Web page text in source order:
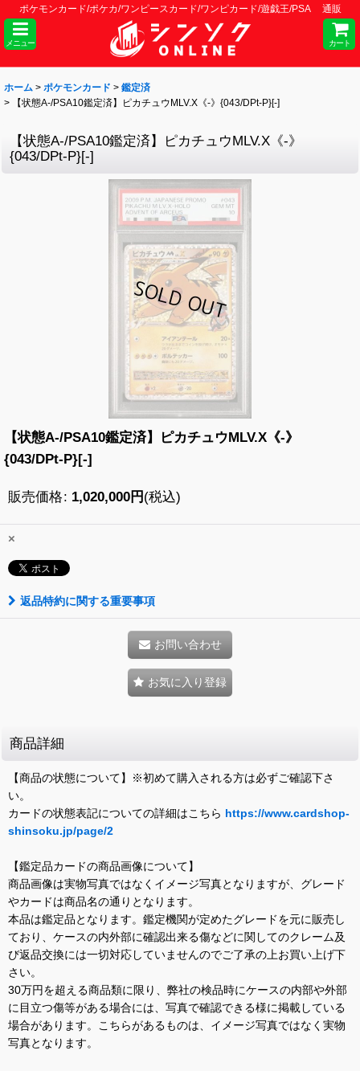
ポケモンカード/ポケカ/ワンピースカード/ワンピカード/遊戯王/PSA 通販
メニュー カート
ホーム > ポケモンカード > 鑑定済
>
【状態A-/PSA10鑑定済】ピカチュウMLV.X《-》{043/DPt-P}[-]
【状態A-/PSA10鑑定済】ピカチュウMLV.X《-》
{043/DPt-P}[-]
【状態A-/PSA10鑑定済】ピカチュウMLV.X《-》
{043/DPt-P}[-]
販売価格: 1,020,000円 (税込)
×
返品特約に関する重要事項
お問い合わせ
お気に入り登録
商品詳細
【商品の状態について】※初めて購入される方は必ずご確認下さ
い。
カードの状態表記についての詳細はこちら https://www.cardshop-
shinsoku.jp/page/2
【鑑定品カードの商品画像について】
商品画像は実物写真ではなくイメージ写真となりますが、グレード
やカードは商品名の通りとなります。
本品は鑑定品となります。鑑定機関が定めたグレードを元に販売し
ており、ケースの内外部に確認出来る傷などに関してのクレーム及
び返品交換には一切対応していませんのでご了承の上お買い上げ下
さい。
30万円を超える商品類に限り、弊社の検品時にケースの内部や外部
に目立つ傷等がある場合には、写真で確認できる様に掲載している
場合があります。こちらがあるものは、イメージ写真ではなく実物
写真となります。